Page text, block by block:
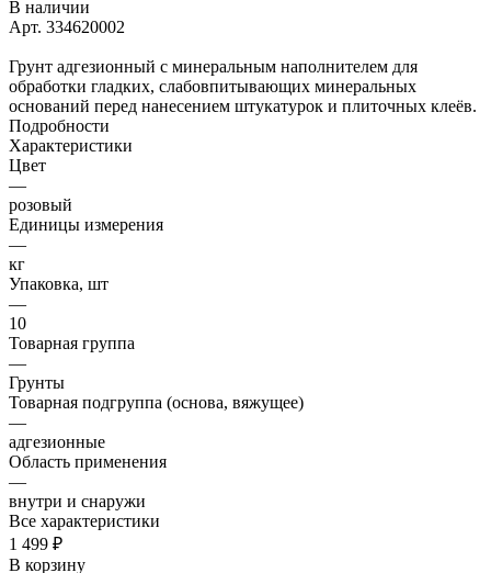
В наличии
Арт. 334620002
Грунт адгезионный с минеральным наполнителем для
обработки гладких, слабовпитывающих минеральных
оснований перед нанесением штукатурок и плиточных клеёв.
Подробности
Характеристики
Цвет
—
розовый
Единицы измерения
—
кг
Упаковка, шт
—
10
Товарная группа
—
Грунты
Товарная подгруппа (основа, вяжущее)
—
адгезионные
Область применения
—
внутри и снаружи
Все характеристики
1 499 ₽
В корзину